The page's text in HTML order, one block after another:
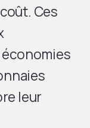
Ces
leur